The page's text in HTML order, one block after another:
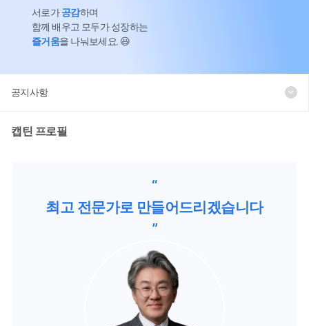
서로가공감하며
함께 배우고 모두가 성장하는
즐거움을 나눠보세요. 😃
공지사항
캡틴 프로필
“
최고 전문가로 만들어드리겠습니다
”